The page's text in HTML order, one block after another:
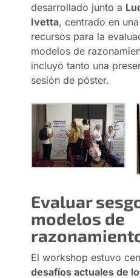
desarrollado junto a
Ivetta, centrado en
recursos para la
modelos de
incluyó tanto una
sesión de póster.
Evaluar
modelos de
El workshop estuvo
desafíos actuales de